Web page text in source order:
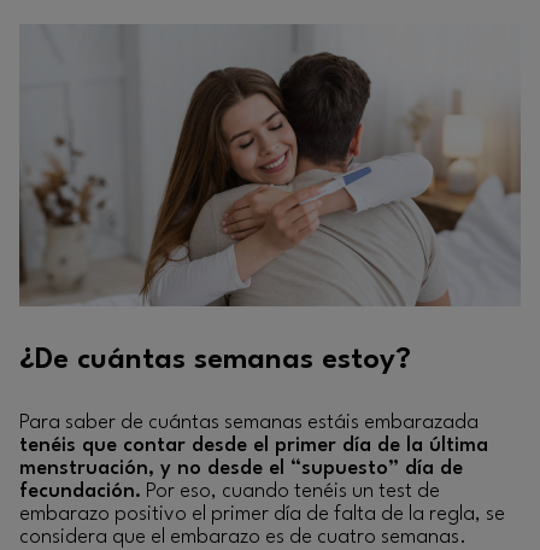
¿De cuántas semanas estoy?
Para saber de cuántas semanas estáis embarazada
tenéis que contar desde el primer día de la última
menstruación, y no desde el “supuesto” día de
fecundación. Por eso, cuando tenéis un test de
embarazo positivo el primer día de falta de la regla, se
considera que el embarazo es de cuatro semanas.